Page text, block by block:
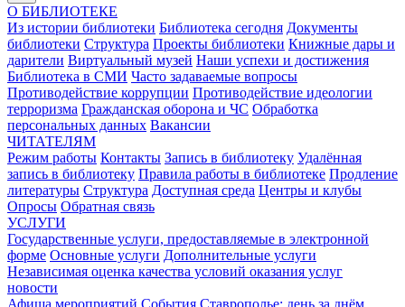
О БИБЛИОТЕКЕ
Из истории библиотеки Библиотека сегодня Документы
библиотеки Структура Проекты библиотеки Книжные дары и
дарители Виртуальный музей Наши успехи и достижения
Библиотека в СМИ Часто задаваемые вопросы
Противодействие коррупции Противодействие идеологии
терроризма Гражданская оборона и ЧС Обработка
персональных данных Вакансии
ЧИТАТЕЛЯМ
Режим работы Контакты Запись в библиотеку Удалённая
запись в библиотеку Правила работы в библиотеке Продление
литературы Структура Доступная среда Центры и клубы
Опросы Обратная связь
УСЛУГИ
Государственные услуги, предоставляемые в электронной
форме Основные услуги Дополнительные услуги
Независимая оценка качества условий оказания услуг
новости
Афиша мероприятий События Ставрополье: день за днём